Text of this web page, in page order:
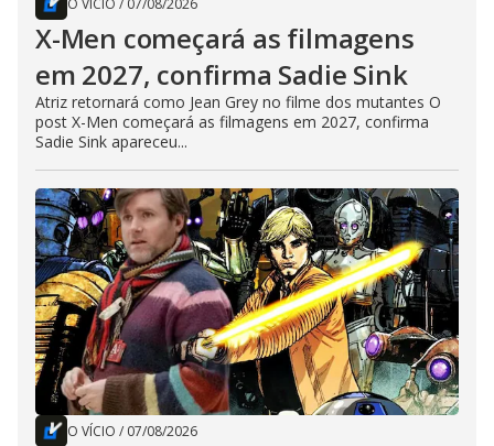
O VÍCIO / 07/08/2026
X-Men começará as filmagens
em 2027, confirma Sadie Sink
Atriz retornará como Jean Grey no filme dos mutantes O
post X-Men começará as filmagens em 2027, confirma
Sadie Sink apareceu...
O VÍCIO / 07/08/2026